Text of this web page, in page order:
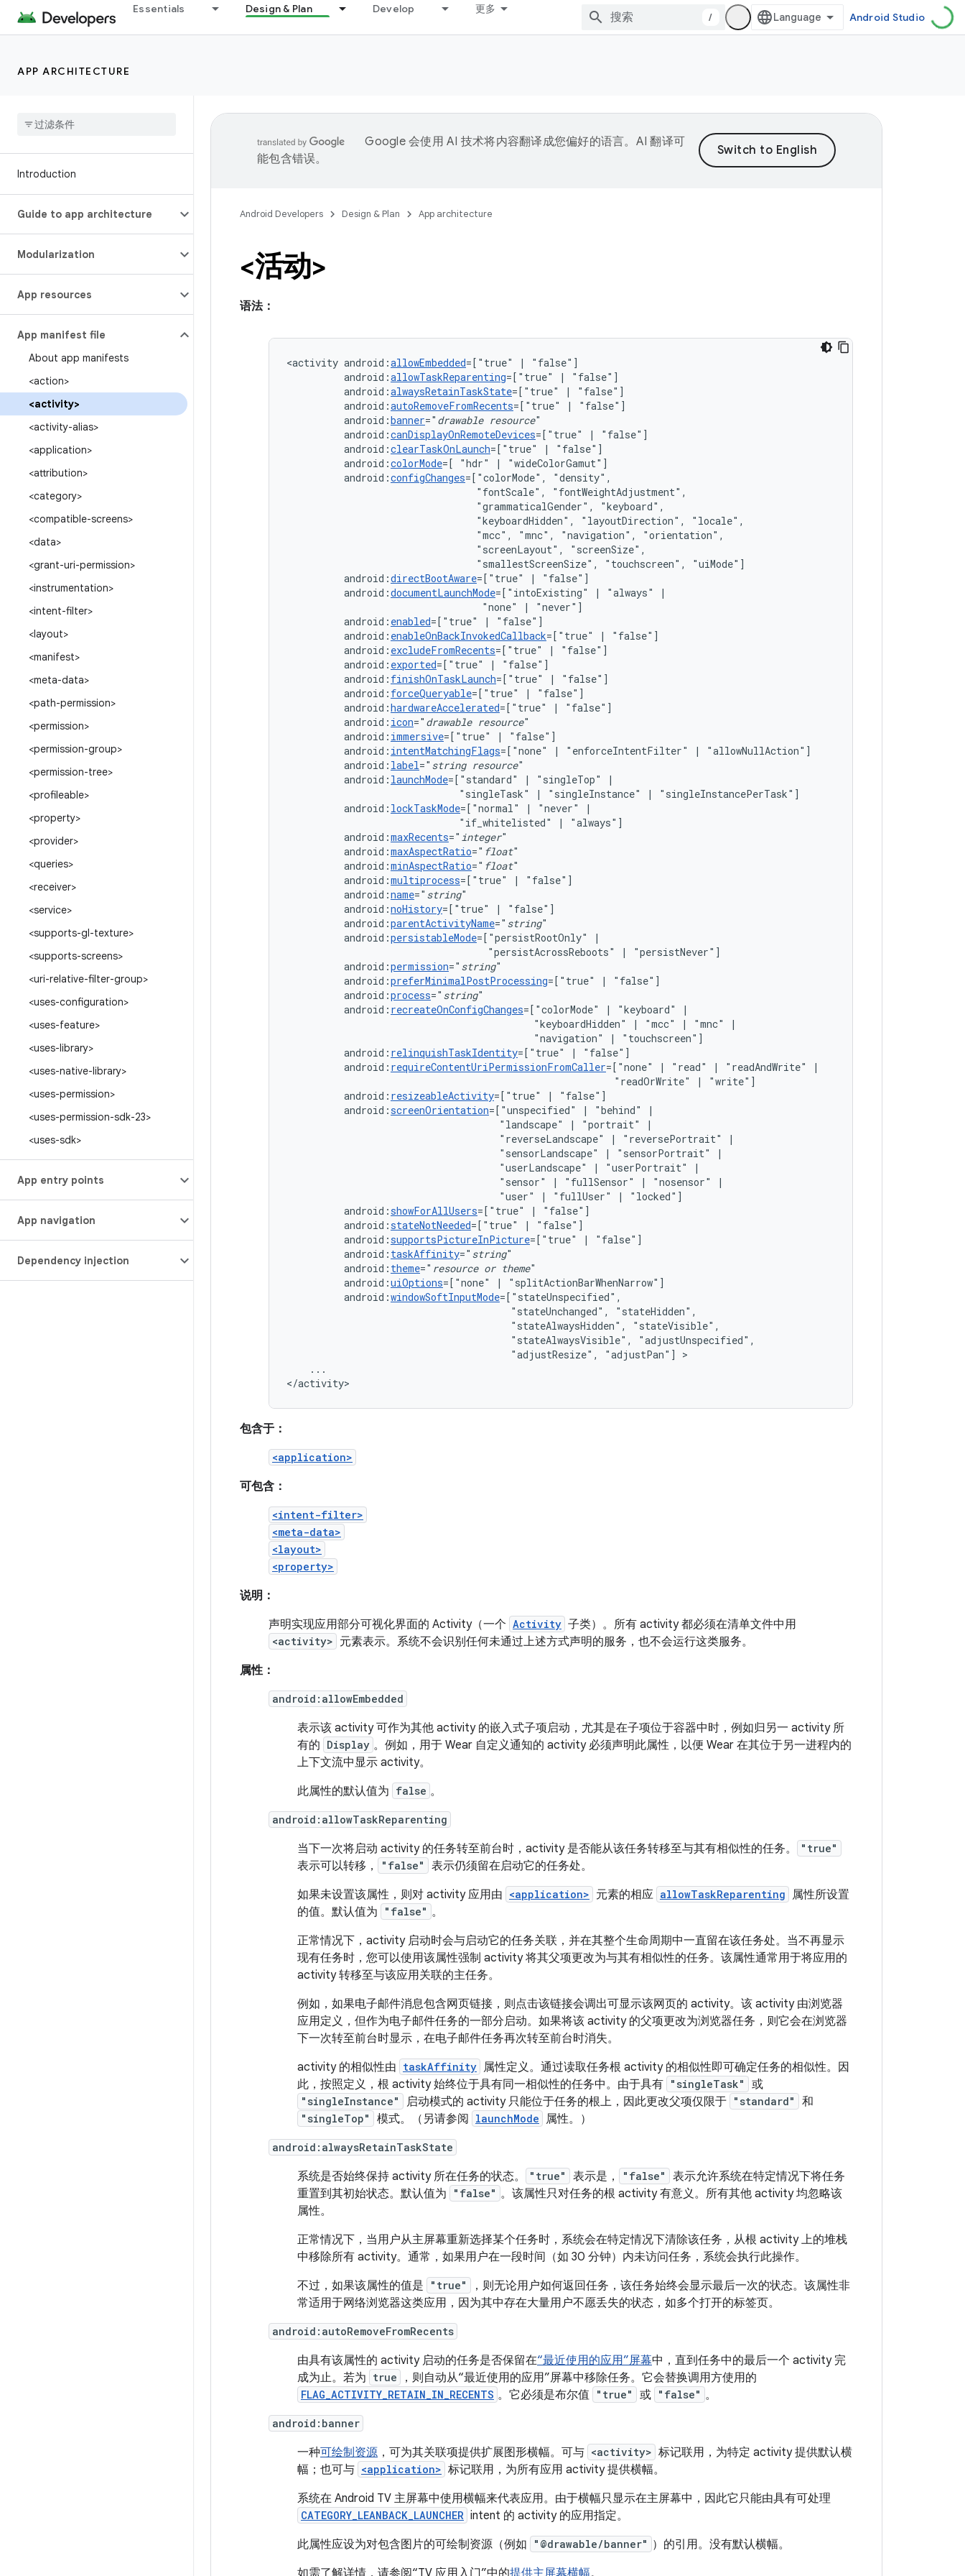
Essentials Design & Plan Develop 更多
/ Android Studio
APP ARCHITECTURE
Introduction
Guide to app architecture
Modularization
App resources
App manifest file
About app manifests
<action>
<activity>
<activity-alias>
<application>
<attribution>
<category>
<compatible-screens>
<data>
<grant-uri-permission>
<instrumentation>
<intent-filter>
<layout>
<manifest>
<meta-data>
<path-permission>
<permission>
<permission-group>
<permission-tree>
<profileable>
<property>
<provider>
<queries>
<receiver>
<service>
<supports-gl-texture>
<supports-screens>
<uri-relative-filter-group>
<uses-configuration>
<uses-feature>
<uses-library>
<uses-native-library>
<uses-permission>
<uses-permission-sdk-23>
<uses-sdk>
App entry points
App navigation
Dependency injection
Google 会使用 AI 技术将内容翻译成您偏好的语言。AI 翻译可
能包含错误。
Android Developers Design & Plan App architecture
<活动>
语法：
<activity android:allowEmbedded=["true" |
android:allowTaskReparenting=["true" |
android:alwaysRetainTaskState=["true" |
android:autoRemoveFromRecents=["true" |
android:banner=" drawable resource
android:canDisplayOnRemoteDevices=["true" |
android:clearTaskOnLaunch=["true" |
android:colorMode=[ "hdr" |
android:configChanges=["colorMode",
"fontScale",
"grammaticalGender",
"keyboardHidden",
"layoutDirection",
"mcc",
"mnc", "navigation",
"screenLayout",
"smallestScreenSize",
"touchscreen",
android:directBootAware=["true" |
android:documentLaunchMode=["intoExisting" | "always"
"none"
|
android: enabled=["true" |
android: enableOnBackInvokedCallback=["true" |
android: excludeFromRecents=["true" |
android: exported=["true" |
android: finishOnTaskLaunch=["true" |
android: forceQueryable=["true" |
android:hardwareAccelerated=["true" |
android: icon=" drawable resource
android: immersive=["true" |
android: intentMatchingFlags=["none" | "enforceIntentFilter" |
android: label=" string resource
android: launchMode=["standard" | "singleTop"
"singleTask"
| "singleInstance" |
android: lockTaskMode=["normal" | "never"
"if_whitelisted"
|
android:maxRecents=" integer
android:maxAspectRatio=" float
android:minAspectRatio=" float
android:multiprocess=["true" |
android:name=" string
android:noHistory=["true" |
"false"]
android:parentActivityName=" string"
android:persistableMode=["persistRootOnly"
|
"persistAcrossReboots"
|
android:permission=" string
android:preferMinimalPostProcessing=["true" |
android:process=" string
android: recreateOnConfigChanges=["colorMode" | "keyboard"
"keyboardHidden"
| "mcc" | "mnc"
"navigation"
|
android: relinquishTaskIdentity=["true" |
android: requireContentUriPermissionFromCaller=["none" | "read" | "readAndWrite"
"readOrWrite"
|
"write"]
android: resizeableActivity=["true" |
android:screenOrientation=["unspecified" | "behind"
"landscape"
| "portrait"
"reverseLandscape"
| "reversePortrait"
"sensorLandscape"
| "sensorPortrait"
"userLandscape"
| "userPortrait"
"sensor"
| "fullSensor" | "nosensor"
"user"
| "fullUser" |
android:showForAllUsers=["true" |
android:stateNotNeeded=["true" |
android:supportsPictureInPicture=["true" |
android: taskAffinity=" string
android: theme=" resource or theme
android:uiOptions=["none" |
android:windowSoftInputMode
"stateUnchanged",
"stateAlwaysHidden",
"stateAlwaysVisible",
"adjustResize",
"adjustPan"]
>
...
</activity>
包含于：
<application>
可包含：
<intent-filter>
<meta-data>
<layout>
<property>
说明：
声明实现应用部分可视化界面的 Activity（一个 Activity 子类）。所有 activity 都必须在清单文件中用
<activity> 元素表示。系统不会识别任何未通过上述方式声明的服务，也不会运行这类服务。
属性：
android:allowEmbedded
表示该 activity 可作为其他 activity 的嵌入式子项启动，尤其是在子项位于容器中时，例如归另一 activity 所
有的 Display 。例如，用于 Wear 自定义通知的 activity 必须声明此属性，以便 Wear 在其位于另一进程内的
上下文流中显示 activity。
此属性的默认值为 false 。
android:allowTaskReparenting
当下一次将启动 activity 的任务转至前台时，activity 是否能从该任务转移至与其有相似性的任务。 "true"
表示可以转移， "false"
表示仍须留在启动它的任务处。
如果未设置该属性，则对 activity 应用由 <application> 元素的相应 allowTaskReparenting 属性所设置
的值。默认值为
"false" 。
正常情况下，activity 启动时会与启动它的任务关联，并在其整个生命周期中一直留在该任务处。当不再显示
现有任务时，您可以使用该属性强制 activity 将其父项更改为与其有相似性的任务。该属性通常用于将应用的
activity 转移至与该应用关联的主任务。
例如，如果电子邮件消息包含网页链接，则点击该链接会调出可显示该网页的 activity。该 activity 由浏览器
应用定义，但作为电子邮件任务的一部分启动。如果将该 activity 的父项更改为浏览器任务，则它会在浏览器
下一次转至前台时显示，在电子邮件任务再次转至前台时消失。
activity 的相似性由 taskAffinity 属性定义。通过读取任务根 activity 的相似性即可确定任务的相似性。因
此，按照定义，根 activity 始终位于具有同一相似性的任务中。由于具有 "singleTask" 或
"singleInstance" 启动模式的 activity 只能位于任务的根上，因此更改父项仅限于 "standard" 和
"singleTop" 模式。（另请参阅 launchMode 属性。）
android:alwaysRetainTaskState
系统是否始终保持 activity 所在任务的状态。 "true" 表示是， "false"
表示允许系统在特定情况下将任务
重置到其初始状态。默认值为
"false" 。该属性只对任务的根 activity 有意义。所有其他 activity 均忽略该
属性。
正常情况下，当用户从主屏幕重新选择某个任务时，系统会在特定情况下清除该任务，从根 activity 上的堆栈
中移除所有 activity。通常，如果用户在一段时间（如 30 分钟）内未访问任务，系统会执行此操作。
不过，如果该属性的值是
"true"
，则无论用户如何返回任务，该任务始终会显示最后一次的状态。该属性非
常适用于网络浏览器这类应用，因为其中存在大量用户不愿丢失的状态，如多个打开的标签页。
android:autoRemoveFromRecents
由具有该属性的 activity 启动的任务是否保留在“最近使用的应用”屏幕中，直到任务中的最后一个 activity 完
成为止。若为 true ，则自动从“最近使用的应用”屏幕中移除任务。它会替换调用方使用的
FLAG_ACTIVITY_RETAIN_IN_RECENTS 。它必须是布尔值 "true" 或 "false" 。
android:banner
一种可绘制资源 ，可为其关联项提供扩展图形横幅。可与 <activity> 标记联用，为特定 activity 提供默认横
幅；也可与 <application> 标记联用，为所有应用 activity 提供横幅。
系统在 Android TV 主屏幕中使用横幅来代表应用。由于横幅只显示在主屏幕中，因此它只能由具有可处理
CATEGORY_LEANBACK_LAUNCHER intent 的 activity 的应用指定。
此属性应设为对包含图片的可绘制资源（例如
"@drawable/banner" ）的引用。没有默认横幅。
如需了解详情，请参阅“TV 应用入门”中的提供主屏幕横幅。